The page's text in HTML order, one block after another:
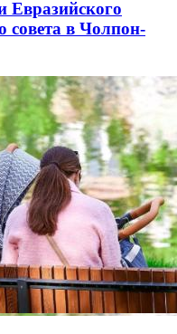
Евразийского
совета в Чолпон-